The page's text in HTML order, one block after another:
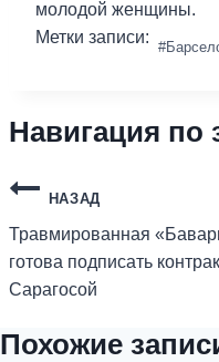
молодой женщины.
Метки записи: #
Навигация по
НАЗАД
Травмированная
готова подписать
Сарагосой
Похожие